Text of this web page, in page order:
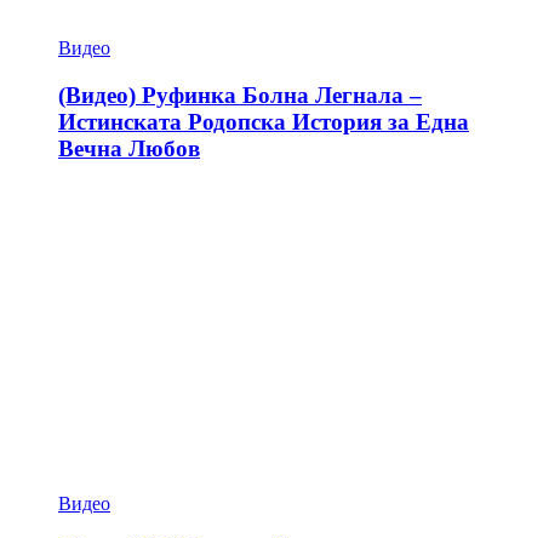
Видео
(Видео) Руфинка Болна Легнала –
Истинската Родопска История за Една
Вечна Любов
Видео